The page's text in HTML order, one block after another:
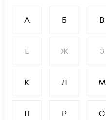
А Б В
Е Ж З
К Л М
П Р С